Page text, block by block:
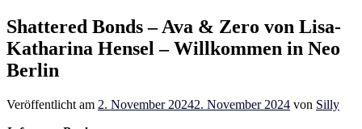
Shattered Bonds – Ava & Zero von Lisa-
Katharina Hensel – Willkommen in Neo
Berlin
Veröffentlicht am 2. November 20242. November 2024 von Silly